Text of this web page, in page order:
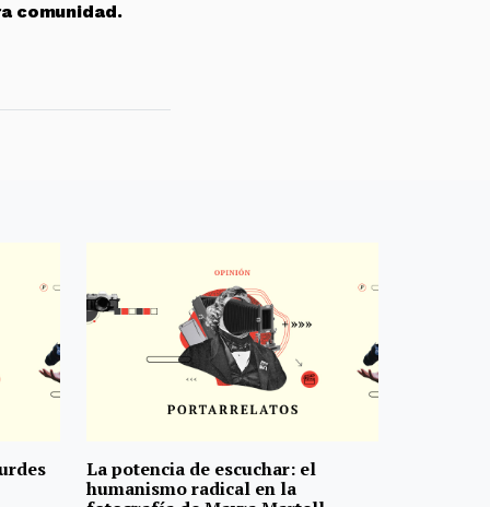
comunidad.
La potencia de escuchar: el
humanismo radical en la